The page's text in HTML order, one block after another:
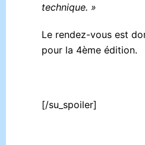
technique. »
Le rendez-vous est
pour la 4ème édition.
[/su_spoiler]